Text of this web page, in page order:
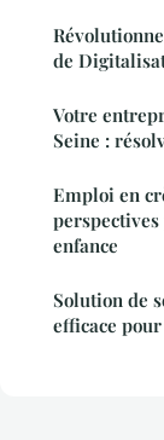
de
Votre
Seine :
Emploi en
enfance
Solution de
efficace